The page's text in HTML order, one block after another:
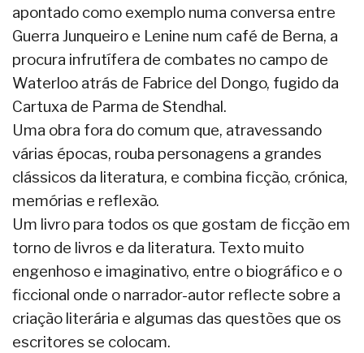
apontado como exemplo numa conversa entre
Guerra Junqueiro e Lenine num café de Berna, a
procura infrutífera de combates no campo de
Waterloo atrás de Fabrice del Dongo, fugido da
Cartuxa de Parma de Stendhal.
Uma obra fora do comum que, atravessando
várias épocas, rouba personagens a grandes
clássicos da literatura, e combina ficção, crónica,
memórias e reflexão.
Um livro para todos os que gostam de ficção em
torno de livros e da literatura. Texto muito
engenhoso e imaginativo, entre o biográfico e o
ficcional onde o narrador-autor reflecte sobre a
criação literária e algumas das questões que os
escritores se colocam.